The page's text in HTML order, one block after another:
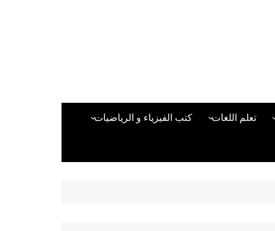
تعلم اللغات
تعلم اللغة التركية
كتب الفيزياء و الرياضيات
كتب لغات البرمجة